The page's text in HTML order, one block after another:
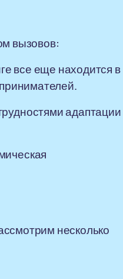
вызовов:
все еще находится в
адаптации
несколько